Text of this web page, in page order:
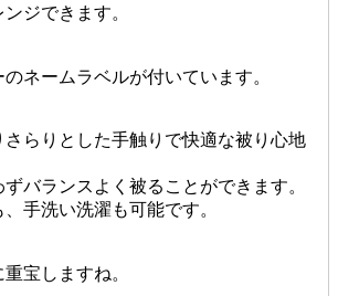
ジできます。
ネームラベルが付いています。
さらりとした手触りで快適な被り心地
バランスよく被ることができます。
手洗い洗濯も可能です。
宝しますね。